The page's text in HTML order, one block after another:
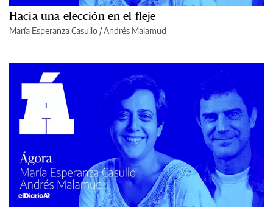
Hacia una elección en el fleje
María Esperanza Casullo /Andrés Malamud